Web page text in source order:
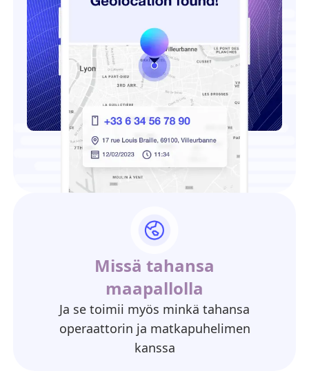
Missä tahansa
maapallolla
Ja se toimii myös minkä tahansa
operaattorin ja matkapuhelimen
kanssa